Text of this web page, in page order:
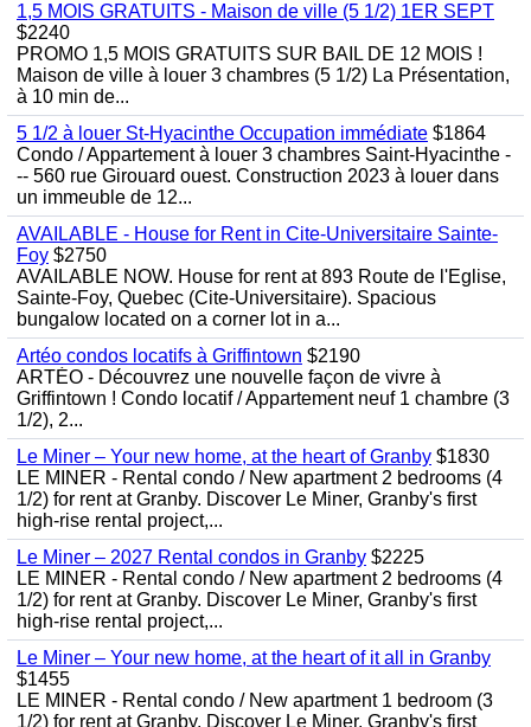
1,5 MOIS GRATUITS - Maison de ville (5 1/2) 1ER SEPT
$2240
PROMO 1,5 MOIS GRATUITS SUR BAIL DE 12 MOIS !
Maison de ville à louer 3 chambres (5 1/2) La Présentation,
à 10 min de...
5 1/2 à louer St-Hyacinthe Occupation immédiate $1864
Condo / Appartement à louer 3 chambres Saint-Hyacinthe -
-- 560 rue Girouard ouest. Construction 2023 à louer dans
un immeuble de 12...
AVAILABLE - House for Rent in Cite-Universitaire Sainte-
Foy $2750
AVAILABLE NOW. House for rent at 893 Route de l'Eglise,
Sainte-Foy, Quebec (Cite-Universitaire). Spacious
bungalow located on a corner lot in a...
Artéo condos locatifs à Griffintown $2190
ARTÉO - Découvrez une nouvelle façon de vivre à
Griffintown ! Condo locatif / Appartement neuf 1 chambre (3
1/2), 2...
Le Miner – Your new home, at the heart of Granby $1830
LE MINER - Rental condo / New apartment 2 bedrooms (4
1/2) for rent at Granby. Discover Le Miner, Granby's first
high-rise rental project,...
Le Miner – 2027 Rental condos in Granby $2225
LE MINER - Rental condo / New apartment 2 bedrooms (4
1/2) for rent at Granby. Discover Le Miner, Granby's first
high-rise rental project,...
Le Miner – Your new home, at the heart of it all in Granby
$1455
LE MINER - Rental condo / New apartment 1 bedroom (3
1/2) for rent at Granby. Discover Le Miner, Granby's first